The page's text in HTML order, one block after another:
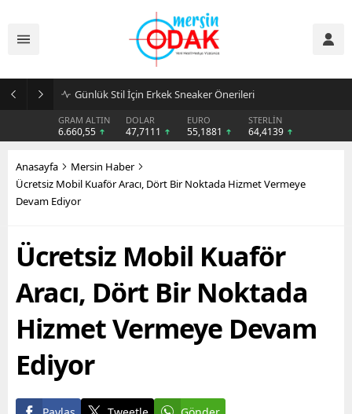
Günlük Stil İçin Erkek Sneaker Önerileri
GRAM ALTIN
6.660,55
DOLAR
47,7111
EURO
55,1881
STERLİN
64,4139
Anasayfa
Mersin Haber
Ücretsiz Mobil Kuaför Aracı, Dört Bir Noktada Hizmet Vermeye
Devam Ediyor
Ücretsiz Mobil Kuaför
Aracı, Dört Bir Noktada
Hizmet Vermeye Devam
Ediyor